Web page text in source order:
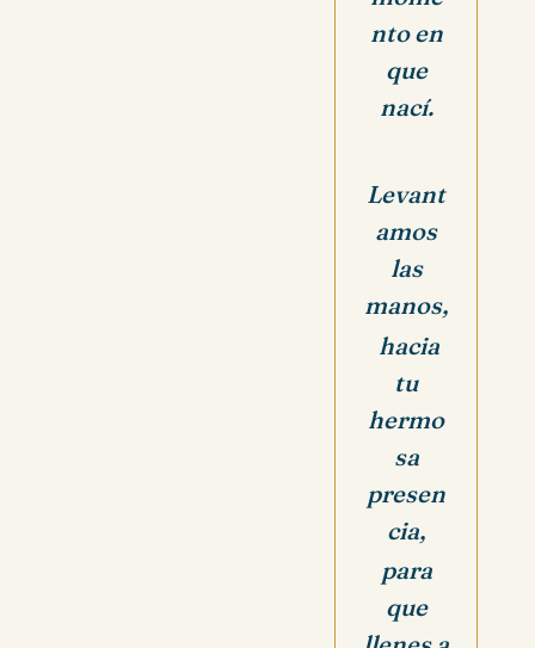
nto en
que
nací.
Levant
amos
las
manos,
hacia
tu
hermo
sa
presen
cia,
para
que